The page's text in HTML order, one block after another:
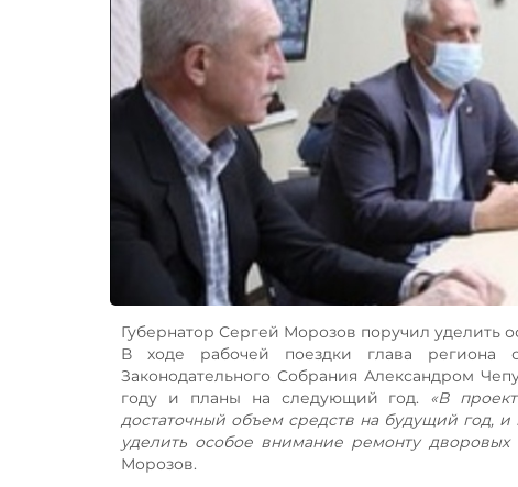
Губернатор Сергей Морозов поручил уделить
В ходе рабочей поездки глава региона
Законодательного Собрания Александром
году и планы на следующий год. «В
достаточный объем средств на будущий
уделить особое внимание ремонту дворовых
Морозов.